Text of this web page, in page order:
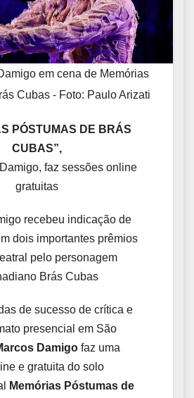
em cena de Memórias
Cubas - Foto: Paulo Arizati
PÓSTUMAS DE BRÁS
CUBAS”,
faz sessões online
gratuitas
recebeu indicação de
dois importantes prêmios
pelo personagem
Brás Cubas
de sucesso de crítica e
presencial em São
Damigo faz uma
e gratuita do solo
Memórias Póstumas de